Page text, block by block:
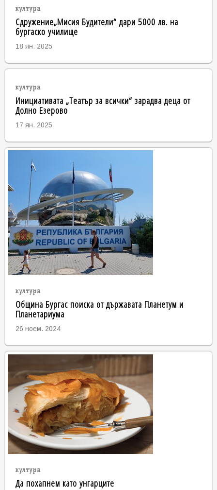
култура
Сдружение„Мисия Будители“ дари 5000 лв. на
бургаско училище
18 ян. 2025
култура
Инициативата „Театър за всички“ зарадва деца от
Долно Езерово
17 ян. 2025
култура
Община Бургас поиска от държавата Планетум и
Планетариума
26 ноем. 2024
култура
Да похапнем като унгарците